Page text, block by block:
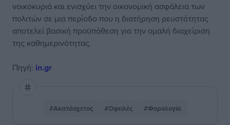
νοικοκυριά και ενισχύει την οικονομική ασφάλεια των
πολιτών σε μια περίοδο που η διατήρηση ρευστότητας
αποτελεί βασική προϋπόθεση για την ομαλή διαχείριση
της καθημερινότητας.
Πηγή: in.gr
#Ακατάσχετος #Οφειλές #Φορολογία